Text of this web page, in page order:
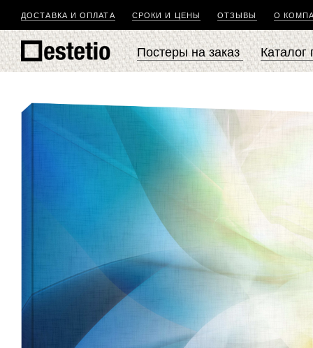
ДОСТАВКА И ОПЛАТА СРОКИ И ЦЕНЫ ОТЗЫВЫ О
Постеры на заказ Каталог